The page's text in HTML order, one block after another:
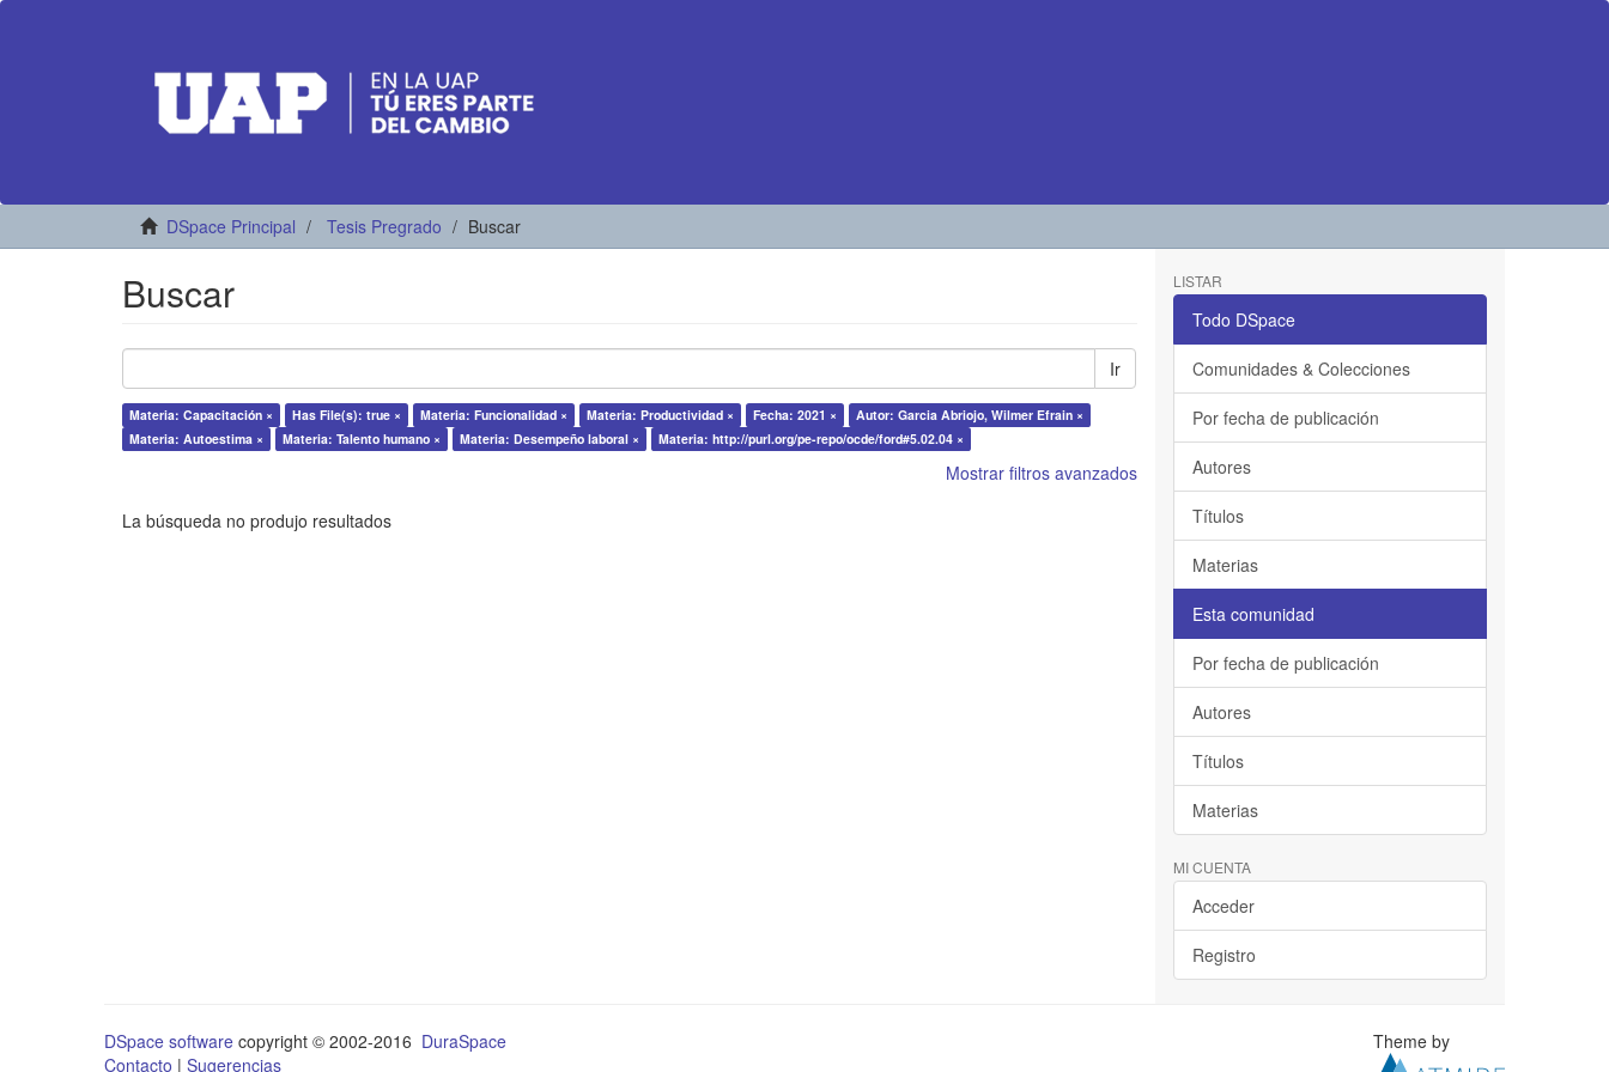
DSpace Principal Tesis Pregrado Buscar
Buscar
Ir
Materia: Capacitación × Has File(s): true × Materia: Funcionalidad × Materia: Productividad × Fecha: 2021 ×
Autor: Garcia Abriojo, Wilmer Efrain ×
Materia: Autoestima ×
Materia: Talento humano × Materia: Desempeño laboral × Materia: http://purl.org/pe-repo/ocde/ford#5.02.04 ×
Mostrar filtros avanzados
La búsqueda no produjo resultados
LISTAR
Todo DSpace
Comunidades & Colecciones
Por fecha de publicación
Autores
Títulos
Materias
Esta comunidad
Por fecha de publicación
Autores
Títulos
Materias
MI CUENTA
Acceder
Registro
DSpace software copyright © 2002-2016 DuraSpace
Contacto | Sugerencias
Theme by